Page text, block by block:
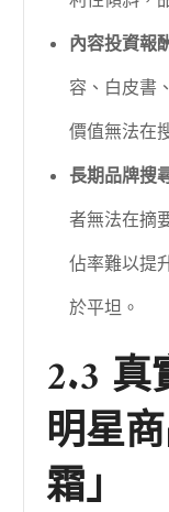
內容投資報
容、白皮書
價值無法在
長期品牌搜
者無法在摘
佔率難以提
於平坦。
2.3 真
明星
霜」